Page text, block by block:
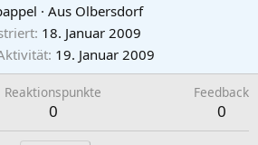
· Aus Olbersdorf
18. Januar 2009
19. Januar 2009
Reaktionspunkte
0
Feedback
0